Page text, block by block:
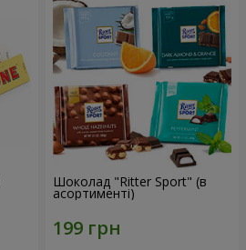
Шоколад "Ritter Sport" (в
асортименті)